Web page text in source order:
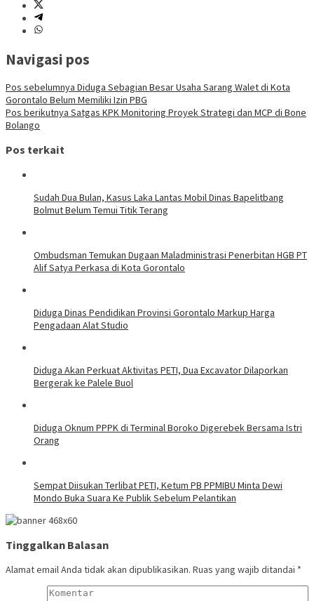
Navigasi pos
Pos sebelumnya Diduga Sebagian Besar Usaha Sarang Walet di Kota
Gorontalo Belum Memiliki Izin PBG
Pos berikutnya Satgas KPK Monitoring Proyek Strategi dan MCP di Bone
Bolango
Pos terkait
Sudah Dua Bulan, Kasus Laka Lantas Mobil Dinas Bapelitbang
Bolmut Belum Temui Titik Terang
Ombudsman Temukan Dugaan Maladministrasi Penerbitan HGB PT
Alif Satya Perkasa di Kota Gorontalo
Diduga Dinas Pendidikan Provinsi Gorontalo Markup Harga
Pengadaan Alat Studio
Diduga Akan Perkuat Aktivitas PETI, Dua Excavator Dilaporkan
Bergerak ke Palele Buol
Diduga Oknum PPPK di Terminal Boroko Digerebek Bersama Istri
Orang
Sempat Diisukan Terlibat PETI, Ketum PB PPMIBU Minta Dewi
Mondo Buka Suara Ke Publik Sebelum Pelantikan
Tinggalkan Balasan
Alamat email Anda tidak akan dipublikasikan. Ruas yang wajib ditandai *